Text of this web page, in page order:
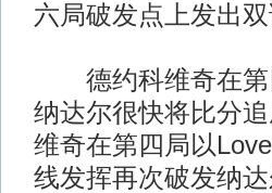
六局破发点上发出
德约科维奇在第
纳达尔很快将比分
维奇在第四局以
线发挥再次破发纳